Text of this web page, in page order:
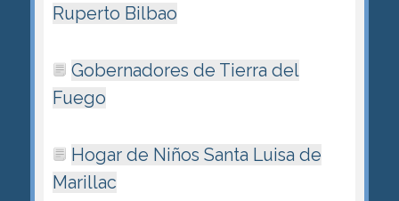
Ruperto Bilbao
Gobernadores de Tierra del
Fuego
Hogar de Niños Santa Luisa de
Marillac